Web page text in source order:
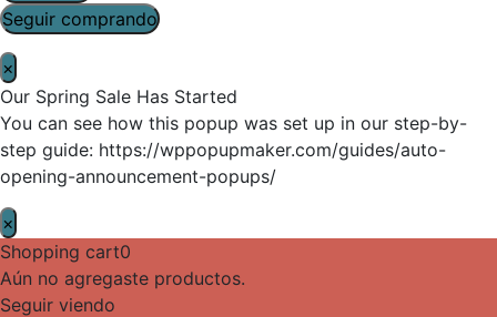
Seguir comprando
×
Our Spring Sale Has Started
You can see how this popup was set up in our step-by-
step guide: https://wppopupmaker.com/guides/auto-
opening-announcement-popups/
×
Shopping cart0
Aún no agregaste productos.
Seguir viendo